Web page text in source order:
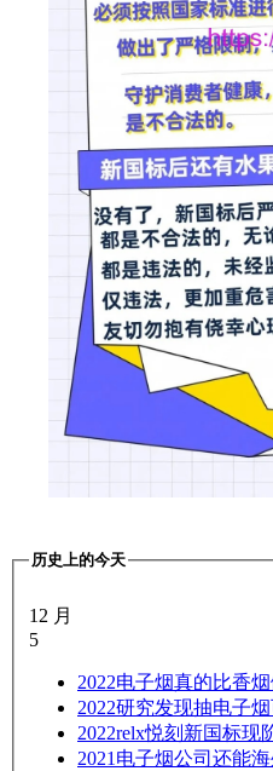
历史上的今天
12 月
5
2022电子烟真的比香烟
2022研究发现抽电子
2022relx悦刻新国标现
2021 电子烟公司还能